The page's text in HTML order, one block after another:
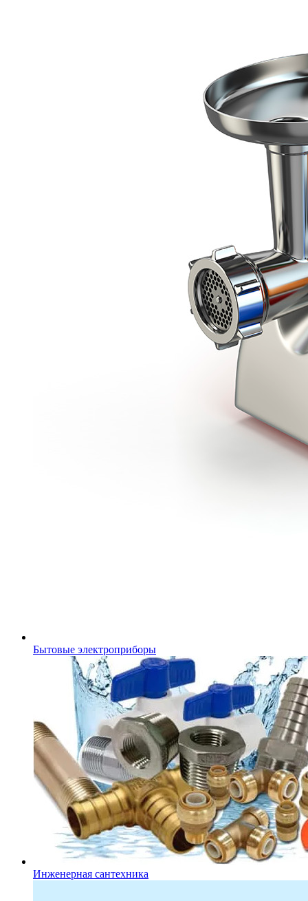
Бытовые электроприборы
Инженерная сантехника